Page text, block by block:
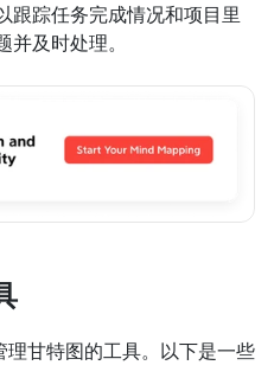
跟踪任务完成情况和项目里
及时处理。
甘特图的工具。以下是一些